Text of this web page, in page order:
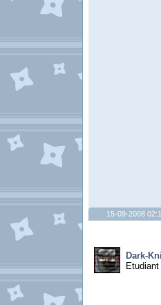
15-09-2008
Dark-
Etudiant